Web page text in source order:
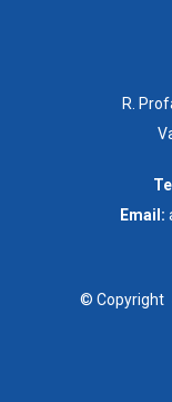
R.
Email:
© Copyright